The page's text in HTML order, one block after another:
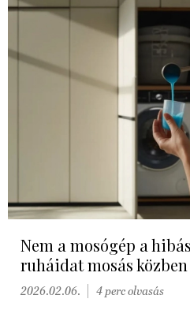
Nem a mosógép a
ruháidat mosás közben
2026.02.06. 4 perc olvasás